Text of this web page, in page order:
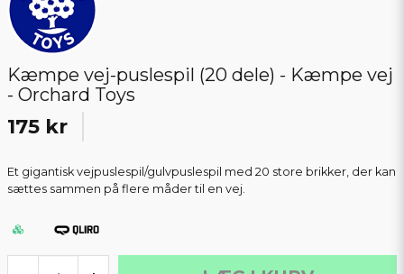
Kæmpe vej-puslespil (20 dele) - Kæmpe vej
- Orchard Toys
175 kr
Et gigantisk vejpuslespil/gulvpuslespil med 20 store brikker, der kan
sættes sammen på flere måder til en vej.